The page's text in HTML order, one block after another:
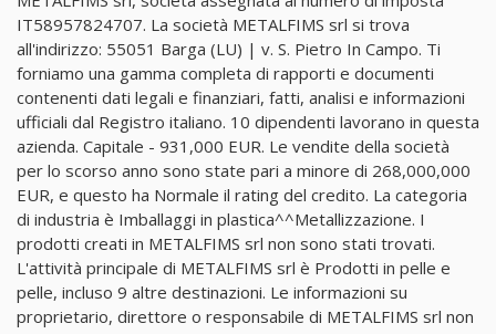
IT58957824707. La società METALFIMS srl si trova
all'indirizzo: 55051 Barga (LU) | v. S. Pietro In Campo. Ti
forniamo una gamma completa di rapporti e documenti
contenenti dati legali e finanziari, fatti, analisi e informazioni
ufficiali dal Registro italiano. 10 dipendenti lavorano in questa
azienda. Capitale - 931,000 EUR. Le vendite della società
per lo scorso anno sono state pari a minore di 268,000,000
EUR, e questo ha Normale il rating del credito. La categoria
di industria è Imballaggi in plastica^^Metallizzazione. I
prodotti creati in METALFIMS srl non sono stati trovati.
L'attività principale di METALFIMS srl è Prodotti in pelle e
pelle, incluso 9 altre destinazioni. Le informazioni su
proprietario, direttore o responsabile di METALFIMS srl non